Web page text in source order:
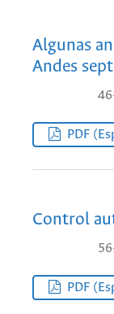
Algunas
Andes
PDF
Control
PDF